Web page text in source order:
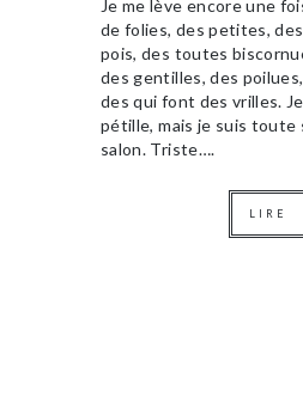
Je me lève encore une
de folies, des petites,
pois, des toutes
des gentilles, des
des qui font des vrilles.
pétille, mais je suis toute
salon. Triste….
LIRE